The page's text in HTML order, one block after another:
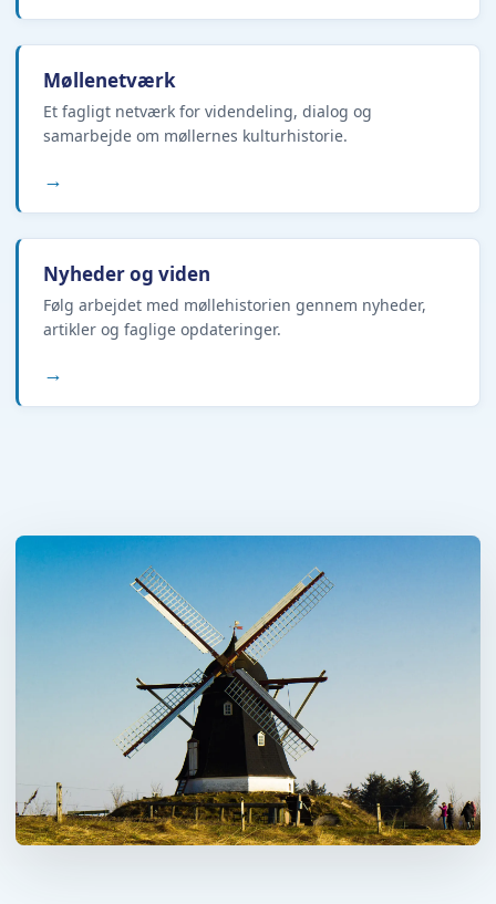
Møllenetværk
Et fagligt netværk for videndeling, dialog og
samarbejde om møllernes kulturhistorie.
→
Nyheder og viden
Følg arbejdet med møllehistorien gennem nyheder,
artikler og faglige opdateringer.
→